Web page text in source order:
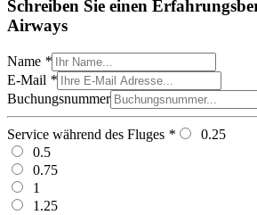
Schreiben Sie einen
Airways
Name *
E-Mail *
Buchungsnummer
Service während des Fluges *
0.25
0.5
0.75
1
1.25